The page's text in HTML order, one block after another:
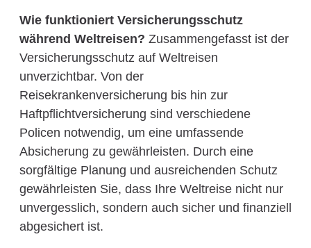
Wie funktioniert Versicherungsschutz
während Weltreisen? Zusammengefasst ist der
Versicherungsschutz auf Weltreisen
unverzichtbar. Von der
Reisekrankenversicherung bis hin zur
Haftpflichtversicherung sind verschiedene
Policen notwendig, um eine umfassende
Absicherung zu gewährleisten. Durch eine
sorgfältige Planung und ausreichenden Schutz
gewährleisten Sie, dass Ihre Weltreise nicht nur
unvergesslich, sondern auch sicher und finanziell
abgesichert ist.